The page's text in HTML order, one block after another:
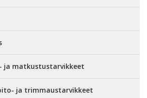
ja matkustustarvikkeet
ja trimmaustarvikkeet